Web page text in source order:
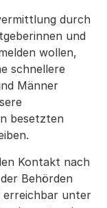
durch
und
wollen,
schnellere
Männer
besetzten
Kontakt nach
Behörden
erreichbar unter